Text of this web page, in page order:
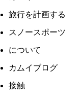
旅行を計画する
スノースポーツ
について
カムイブログ
接触